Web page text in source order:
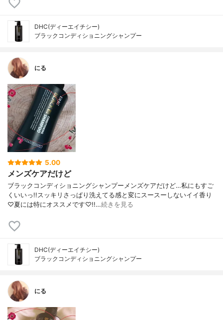
DHC(ディーエイチシー)
ブラックコンディショニングシャンプー
にる
5.00
メンズケアだけど
ブラックコンディショニングシャンプーメンズケアだけど…私にもすご
くいいっ!!スッキリさっぱり洗えてる感と変にスースーしないイイ香り
♡夏には特にオススメです♡!!…続きを見る
DHC(ディーエイチシー)
ブラックコンディショニングシャンプー
にる